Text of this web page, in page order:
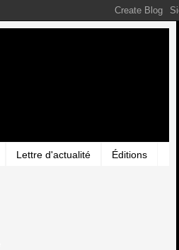
Lettre d'actualité Éditions